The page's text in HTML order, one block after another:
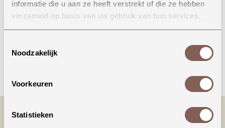
informatie die u aan ze heeft verstrekt of die ze hebben
verzameld op basis van uw gebruik van hun services.
Noodzakelijk
Voorkeuren
Statistieken
Onze winkel in Uden
Bekijk openingstijden